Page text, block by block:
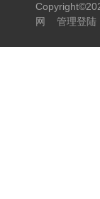
网
管理登陆